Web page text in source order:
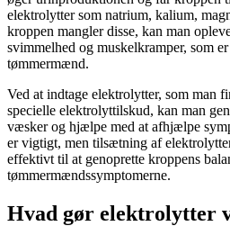
elektrolytter som natrium, kalium,
kroppen mangler disse, kan man
svimmelhed og muskelkramper, som
tømmermænd.
Ved at indtage elektrolytter, som man
specielle elektrolyttilskud, kan man
væsker og hjælpe med at afhjælpe
er vigtigt, men tilsætning af
effektivt til at genoprette kroppens
tømmermændssymptomerne.
Hvad gør elektrolytter